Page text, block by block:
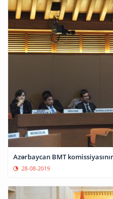
Azərbaycan BMT
28-08-2019